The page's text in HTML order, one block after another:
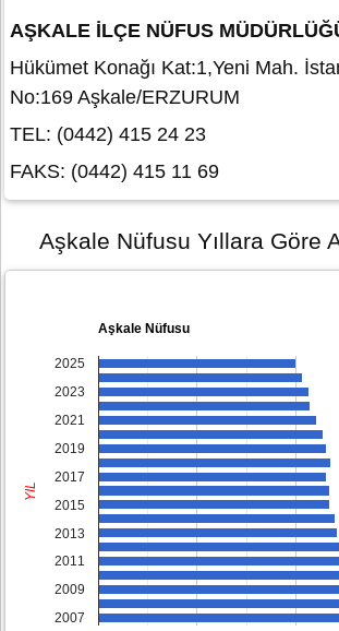
AŞKALE İLÇE NÜFUS
Hükümet Konağı Kat:1,Yeni Mah.
No:169 Aşkale/ERZURUM
TEL: (0442) 415 24 23
FAKS: (0442) 415 11 69
Aşkale Nüfusu Yıllara Göre
Aşkale Nüfusu
2025
2023
2021
2019
2017
2015
2013
2011
2009
2007
YIL